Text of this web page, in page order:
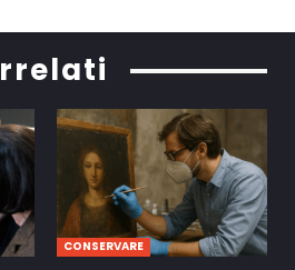
CONSERVARE